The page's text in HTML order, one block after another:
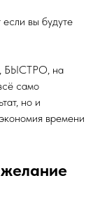
вы будуте
БЫСТРО, на
само
но и
времени